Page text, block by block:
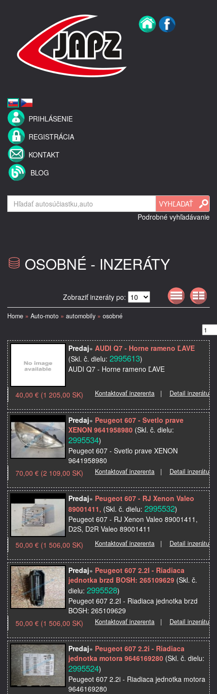
PRIHLÁSENIE
REGISTRÁCIA
KONTAKT
BLOG
Podrobné vyhľadávanie
OSOBNÉ - INZERÁTY
Zobraziť inzeráty po:
Home » Auto-moto » automobily » osobné
Predaj» AUDI Q7 - Horne rameno ĽAVE
(Skl. č. dielu: 2995613)
AUDI Q7 - Horne rameno ĽAVE
Kontaktovať inzerenta | Detail inzerátu
40,00 € (1 205,00 SK)
Predaj» Peugeot 607 - Svetlo prave
XENON 9641958980 (Skl. č. dielu:
2995534)
Peugeot 607 - Svetlo prave XENON
9641958980
Kontaktovať inzerenta | Detail inzerátu
70,00 € (2 109,00 SK)
Predaj» Peugeot 607 - RJ Xenon Valeo
89001411, (Skl. č. dielu: 2995532)
Peugeot 607 - RJ Xenon Valeo 89001411,
D2S, D2R Valeo 89001411
Kontaktovať inzerenta | Detail inzerátu
50,00 € (1 506,00 SK)
Predaj» Peugeot 607 2.2I - Riadiaca
jednotka brzd BOSH: 265109629 (Skl. č.
dielu: 2995528)
Peugeot 607 2.2I - Riadiaca jednotka brzd
BOSH: 265109629
Kontaktovať inzerenta | Detail inzerátu
50,00 € (1 506,00 SK)
Predaj» Peugeot 607 2.2i - Riadiaca
jednotka motora 9646169280 (Skl. č. dielu:
2995524)
Peugeot 607 2.2i - Riadiaca jednotka motora
9646169280